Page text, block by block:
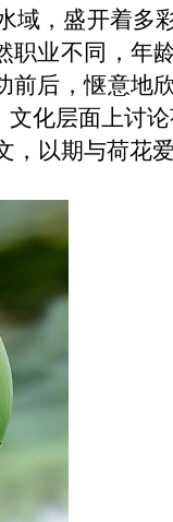
域，盛开着多
职业不同，年
前后，惬意地
化层面上讨
，以期与荷花